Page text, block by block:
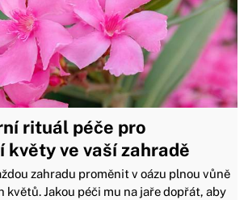
rituál péče pro
květy ve vaší zahradě
zahradu proměnit v oázu plnou vůně
květů. Jakou péči mu na jaře dopřát, aby